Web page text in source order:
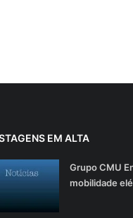
EM ALTA
Grupo CMU
mobilidade